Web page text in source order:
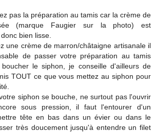
pas la préparation au tamis car la crème de
(marque Faugier sur la photo) est
bien lisse.
une crème de marron/châtaigne artisanale il
de passer votre préparation au tamis
le siphon, je conseille d'ailleurs de
TOUT ce que vous mettez au siphon pour
siphon se bouche, ne surtout pas l'ouvrir
sous pression, il faut l'entourer d'un
tête en bas dans un évier ou dans le
très doucement jusqu'à entendre un filet